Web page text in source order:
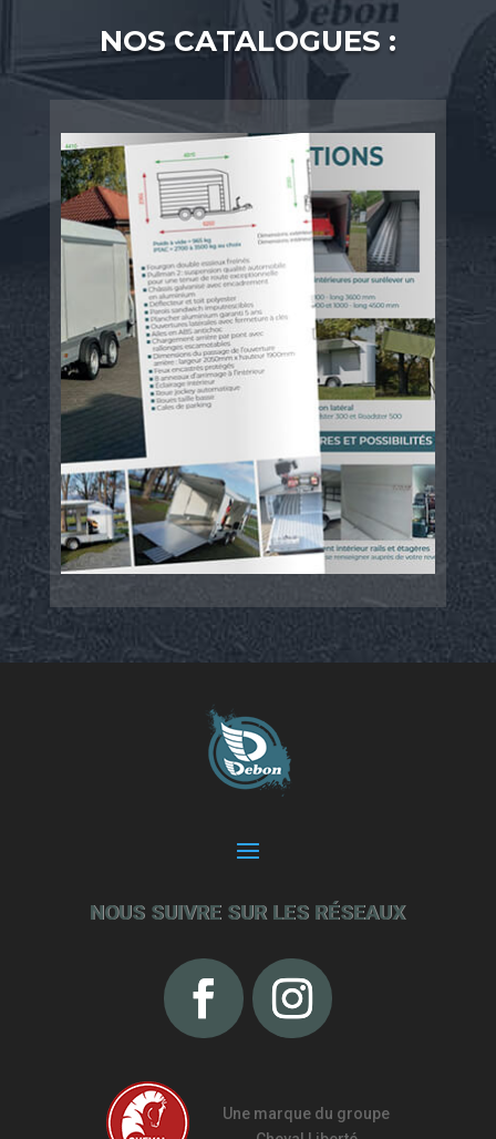
NOS CATALOGUES :
NOUS SUIVRE SUR LES RÉSEAUX
Une marque du groupe